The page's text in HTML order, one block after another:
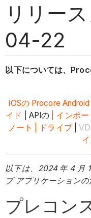
リリー
04-22
以下については、
iOSの Procore
イド
| APIの | インポー
ノート
| ドライブ|
以下は、2024 年 4 月
ブ アプリケーション
プレコン